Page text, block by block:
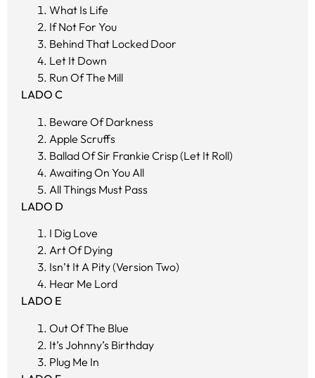
What Is Life
If Not For You
Behind That Locked Door
Let It Down
Run Of The Mill
LADO C
Beware Of Darkness
Apple Scruffs
Ballad Of Sir Frankie Crisp (Let It Roll)
Awaiting On You All
All Things Must Pass
LADO D
I Dig Love
Art Of Dying
Isn’t It A Pity (Version Two)
Hear Me Lord
LADO E
Out Of The Blue
It’s Johnny’s Birthday
Plug Me In